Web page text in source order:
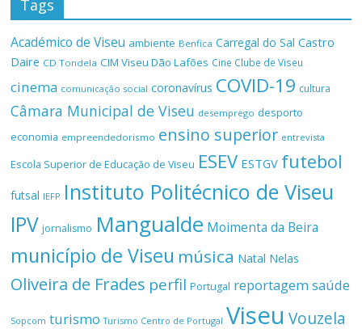
Tags
Académico de Viseu ambiente Benfica Carregal do Sal Castro
Daire CD Tondela CIM Viseu Dão Lafões Cine Clube de Viseu
cinema comunicação social coronavírus COVID-19 cultura
Câmara Municipal de Viseu desemprego desporto
economia empreendedorismo ensino superior entrevista
Escola Superior de Educação de Viseu ESEV ESTGV futebol
futsal IEFP Instituto Politécnico de Viseu
IPV jornalismo Mangualde Moimenta da Beira
município de Viseu música Natal Nelas
Oliveira de Frades perfil Portugal reportagemsaúde
Sopcom turismo Turismo Centro de Portugal Viseu Vouzela